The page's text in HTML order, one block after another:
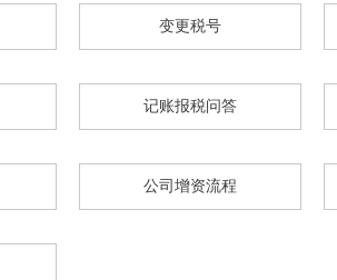
变更税号
记账报税问答
公司增资流程